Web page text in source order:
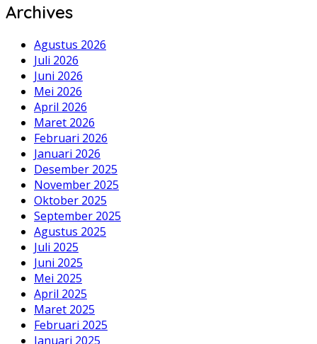
Archives
Agustus 2026
Juli 2026
Juni 2026
Mei 2026
April 2026
Maret 2026
Februari 2026
Januari 2026
Desember 2025
November 2025
Oktober 2025
September 2025
Agustus 2025
Juli 2025
Juni 2025
Mei 2025
April 2025
Maret 2025
Februari 2025
Januari 2025